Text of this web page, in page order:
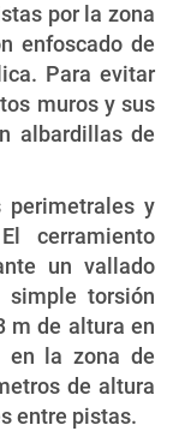
por la zona
enfoscado de
Para evitar
muros y sus
albardillas de
perimetrales y
cerramiento
un vallado
simple torsión
m de altura en
en la zona de
de altura
entre pistas.